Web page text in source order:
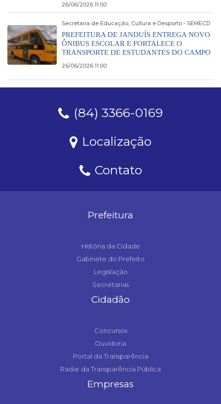
26/06/2026 11:00
Secretaria de Educação, Cultura e Desporto - SEMECD
PREFEITURA DE JANDUÍS ENTREGA NOVO
ÔNIBUS ESCOLAR E FORTALECE O
TRANSPORTE DE ESTUDANTES DO CAMPO
26/06/2026 11:00
(84) 3366-0169
Localização
Contato
Prefeitura
História da Cidade
Gabinete do Prefeito
Legislação
Secretarias
Cidadão
Concursos
Ouvidoria
Portal da Transparência
Radar da Transparência Pública
Empresas